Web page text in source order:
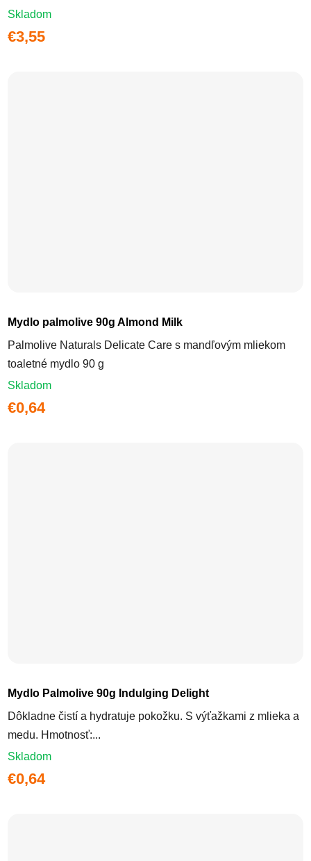
Skladom
€3,55
Mydlo palmolive 90g Almond Milk
Palmolive Naturals Delicate Care s mandľovým mliekom
toaletné mydlo 90 g
Skladom
€0,64
Mydlo Palmolive 90g Indulging Delight
Dôkladne čistí a hydratuje pokožku. S výťažkami z mlieka a
medu. Hmotnosť:...
Skladom
€0,64